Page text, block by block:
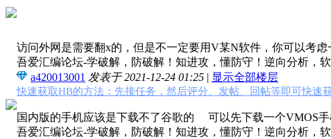
访问外网是需要翻x的，但是不一定要用V某N软件，你可以考
吾爱汇编论坛-学破解，防破解！知进攻，懂防守！逆向分析，
a420013001 发表于 2021-12-24 01:25 | 显示全部楼层
快速获取HB的方法：先接任务，然后评分、发帖、回帖等即可快速
国内版的手机应该是下载不了谷歌的 可以先下载一个VMOS
吾爱汇编论坛-学破解，防破解！知进攻，懂防守！逆向分析，